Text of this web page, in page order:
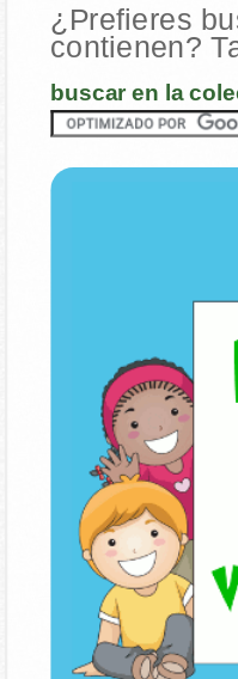
¿Prefieres
contienen?
buscar en la